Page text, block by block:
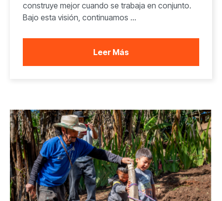
construye mejor cuando se trabaja en conjunto.
Bajo esta visión, continuamos ...
Leer Más